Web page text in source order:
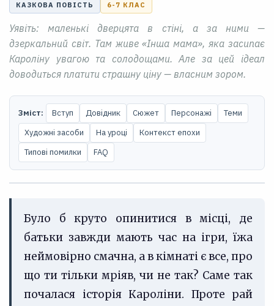
КАЗКОВА ПОВІСТЬ 6-7 КЛАС
Уявіть: маленькі дверцята в стіні, а за ними —
дзеркальний світ. Там живе «Інша мама», яка засипає
Кароліну увагою та солодощами. Але за цей ідеал
доводиться платити страшну ціну — власним зором.
Зміст: Вступ Довідник Сюжет Персонажі
Теми
Художні засоби
На уроці
Контекст епохи
Типові помилки
FAQ
Було б круто опинитися в місці, де
батьки завжди мають час на ігри, їжа
неймовірно смачна, а в кімнаті є все, про
що ти тільки мріяв, чи не так? Саме так
почалася історія Кароліни. Проте рай